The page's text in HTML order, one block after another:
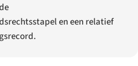
en een relatief